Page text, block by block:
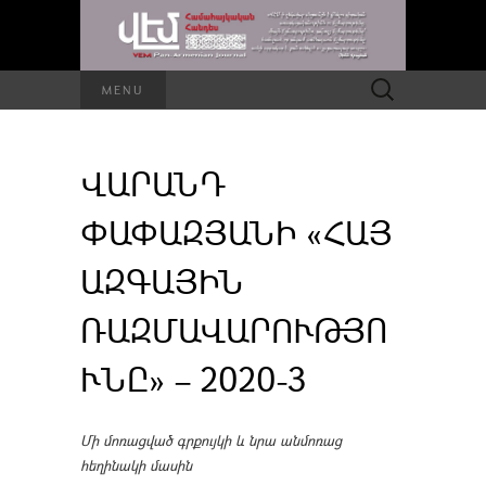
MENU Որոնել՝
ՎԱՐԱՆԴ
ՓԱՓԱԶՅԱՆԻ «ՀԱՅ
ԱԶԳԱՅԻՆ
ՌԱԶՄԱՎԱՐՈՒԹՅՈ
ՒՆԸ» – 2020-3
Մի մոռացված գրքույկի և նրա անմոռաց
հեղինակի մասին